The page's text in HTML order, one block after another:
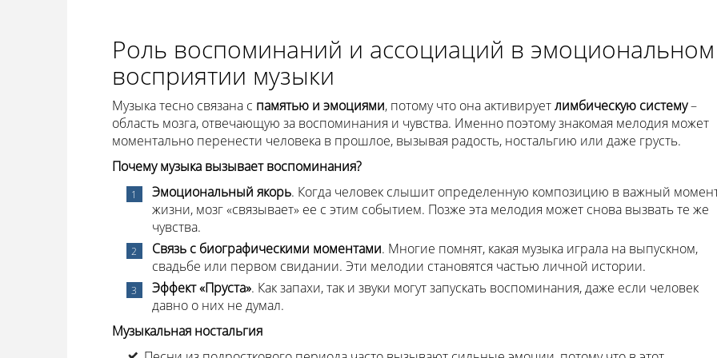
Роль воспоминаний и ассоциаций в эмоциональном
восприятии музыки
Музыка тесно связана с памятью и эмоциями, потому что она активируетлимбическую систему–
область мозга, отвечающую за воспоминания и чувства. Именно поэтому знакомая мелодия может
моментально перенести человека в прошлое, вызывая радость, ностальгию или даже грусть.
Почему музыка вызывает воспоминания?
Эмоциональный якорь. Когда человек слышит определенную композицию в важный
жизни, мозг «связывает» ее с этим событием. Позже эта мелодия может снова вызвать те же
чувства.
Связь с биографическими моментами. Многие помнят, какая музыка играла на выпускном,
свадьбе или первом свидании. Эти мелодии становятся частью личной истории.
Эффект «Пруста». Как запахи, так и звуки могут запускать воспоминания, даже если человек
давно о них не думал.
Музыкальная ностальгия